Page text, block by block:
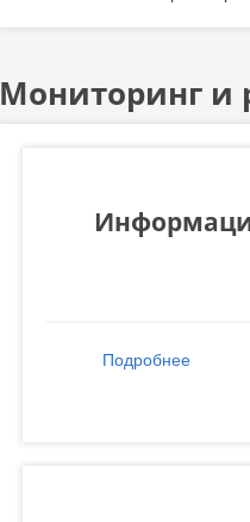
Мониторинг и
Подробнее